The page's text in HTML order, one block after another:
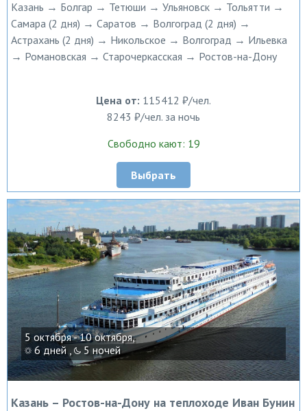
Казань → Болгар → Тетюши → Ульяновск → Тольятти →
Самара (2 дня) → Саратов → Волгоград (2 дня) →
Астрахань (2 дня) → Никольское → Волгоград → Ильевка
→ Романовская → Старочеркасская → Ростов-на-Дону
Цена от: 115412 ₽/чел.
8243 ₽/чел. за ночь
Свободно кают: 19
Выбрать
5 октября - 10 октября,
6 дней ,
5 ночей
Казань – Ростов-на-Дону на теплоходе Иван Бунин